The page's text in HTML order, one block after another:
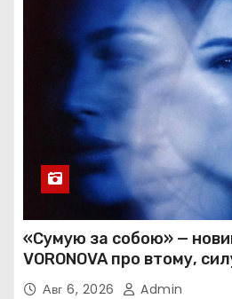
«Сумую за собою» —
VORONOVA про втому,
до себе
Авг 6, 2026 Admin